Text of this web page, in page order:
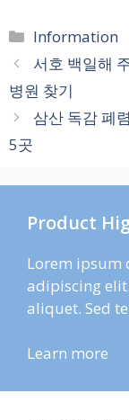
카
테
고
리
Information
서호 백일해
병원 찾기
삼산 독감 폐
5곳
Product
Lorem ipsum
adipiscing
aliquet. Sed
Learn more